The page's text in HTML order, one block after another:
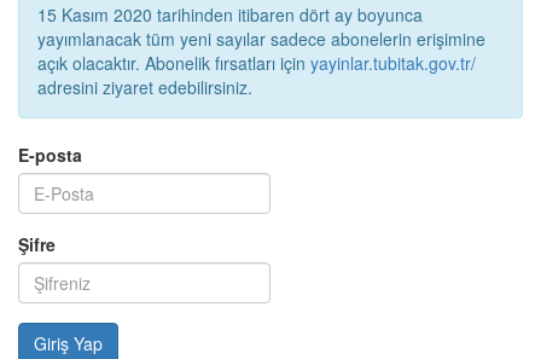
15 Kasım 2020 tarihinden itibaren dört ay boyunca
yayımlanacak tüm yeni sayılar sadece abonelerin erişimine
açık olacaktır. Abonelik fırsatları için yayinlar.tubitak.gov.tr/
adresini ziyaret edebilirsiniz.
E-posta
Şifre